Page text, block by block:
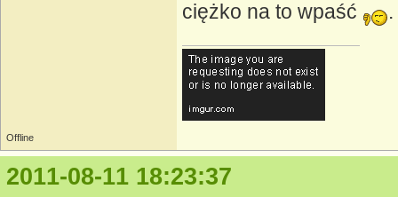
ciężko na to wpaść
.
Offline
2011-08-11 18:23:37